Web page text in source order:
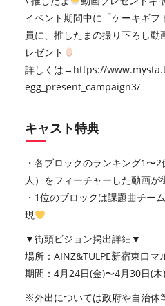
イベント期間中に「ケーキギフ
員に、推したまの撮り下ろし
レゼント
詳しくは→ https://
egg_present_campaign3/
キャスト特典
・各ブロックのランキング1〜
人）をフィーチャーした動画が
・1位のブロックは課題曲チー
現
▼街頭ビジョン掲出詳細▼
場所：AINZ&TULPE新宿東口マ
期間：4月24日(金)〜4月30日(木)
※外出については政府や自治体